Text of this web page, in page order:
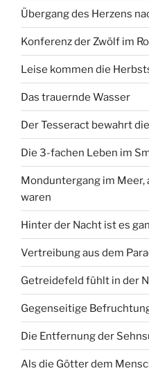
Übergang des Herzens
Konferenz der Zwölf im
Leise kommen die
Das trauernde Wasser
Der Tesseract bewahrt
Die 3-fachen Leben im
Monduntergang im Meer,
waren
Hinter der Nacht ist es
Vertreibung aus dem
Getreidefeld fühlt in der
Gegenseitige
Die Entfernung der
Als die Götter dem